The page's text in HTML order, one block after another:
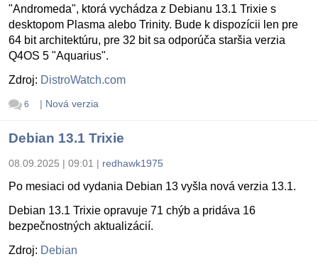
"Andromeda", ktorá vychádza z Debianu 13.1 Trixie s
desktopom Plasma alebo Trinity. Bude k dispozícii len pre
64 bit architektúru, pre 32 bit sa odporúča staršia verzia
Q4OS 5 "Aquarius".
Zdroj: DistroWatch.com
6 | Nová verzia
Debian 13.1 Trixie
08.09.2025 | 09:01 | redhawk1975
Po mesiaci od vydania Debian 13 vyšla nová verzia 13.1.
Debian 13.1 Trixie opravuje 71 chýb a pridáva 16
bezpečnostných aktualizácií.
Zdroj: Debian